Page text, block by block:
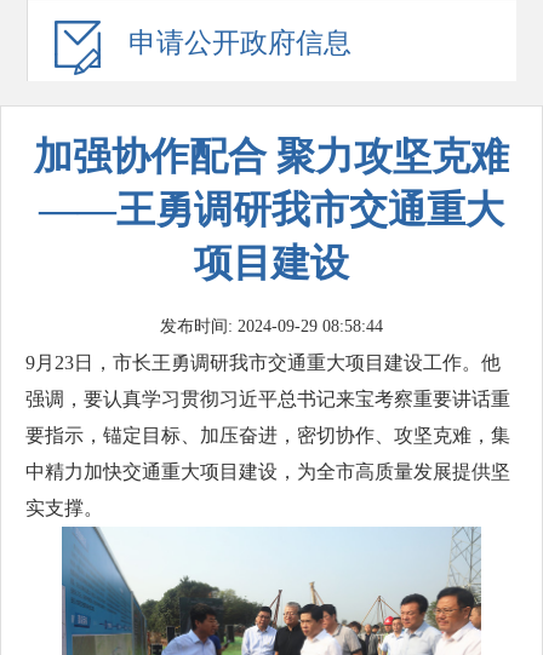
申请公开政府信息
加强协作配合 聚力攻坚克难
——王勇调研我市交通重大
项目建设
发布时间: 2024-09-29 08:58:44
9月23日，市长王勇调研我市交通重大项目建设工作。他
强调，要认真学习贯彻习近平总书记来宝考察重要讲话重
要指示，锚定目标、加压奋进，密切协作、攻坚克难，集
中精力加快交通重大项目建设，为全市高质量发展提供坚
实支撑。